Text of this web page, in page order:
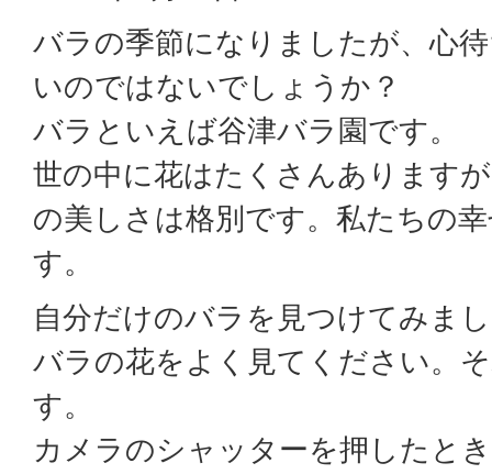
バラの季節になりましたが、心
いのではないでしょうか？
バラといえば谷津バラ園です。
世の中に花はたくさんあります
の美しさは格別です。私たちの
す。
自分だけのバラを見つけてみま
バラの花をよく見てください。
す。
カメラのシャッターを押したと